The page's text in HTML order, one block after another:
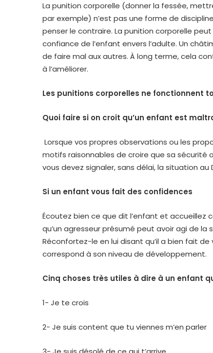
La punition corporelle (donner la fessée,
par exemple) n’est pas une forme de
penser le contraire. La punition corporelle
confiance de l’enfant envers l’adulte. Un
de faire mal aux autres. À long terme, cela
à l’améliorer.
Les punitions corporelles ne fonctionnent
Quoi faire si on croit qu’un enfant est
Lorsque vos propres observations ou les
motifs raisonnables de croire que sa
vous devez signaler, sans délai, la situation au
Si un enfant vous fait des confidences
Écoutez bien ce que dit l’enfant et accueillez
qu’un agresseur présumé peut avoir agi de la
Réconfortez-le en lui disant qu’il a bien fait
correspond à son niveau de développement.
Cinq choses très utiles à dire à un enfant
1- Je te crois
2- Je suis content que tu viennes m’en parler